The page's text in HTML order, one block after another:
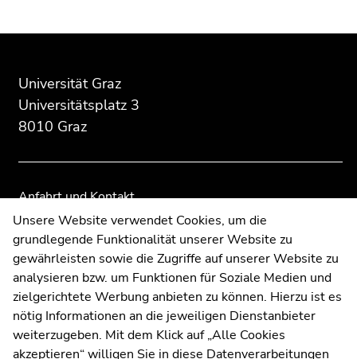
Seitenbereichs:
Zusatzinformationen:
Universität Graz
Universitätsplatz 3
8010 Graz
Anfahrt und Kontakt
Kommunikation und Öffentlichkeitsarbeit
Moodle
UNIGRAZonline
Impressum
Datenschutzerklärung
Cookie-Einstellungen
Barrierefreiheitserklärung
Seitenbereichs.
Übersicht
Seitenbereichs.
Übersicht
Unsere Website verwendet Cookies, um die
grundlegende Funktionalität unserer Website zu
gewährleisten sowie die Zugriffe auf unserer Website zu
analysieren bzw. um Funktionen für Soziale Medien und
zielgerichtete Werbung anbieten zu können. Hierzu ist es
nötig Informationen an die jeweiligen Dienstanbieter
weiterzugeben. Mit dem Klick auf „Alle Cookies
akzeptieren“ willigen Sie in diese Datenverarbeitungen